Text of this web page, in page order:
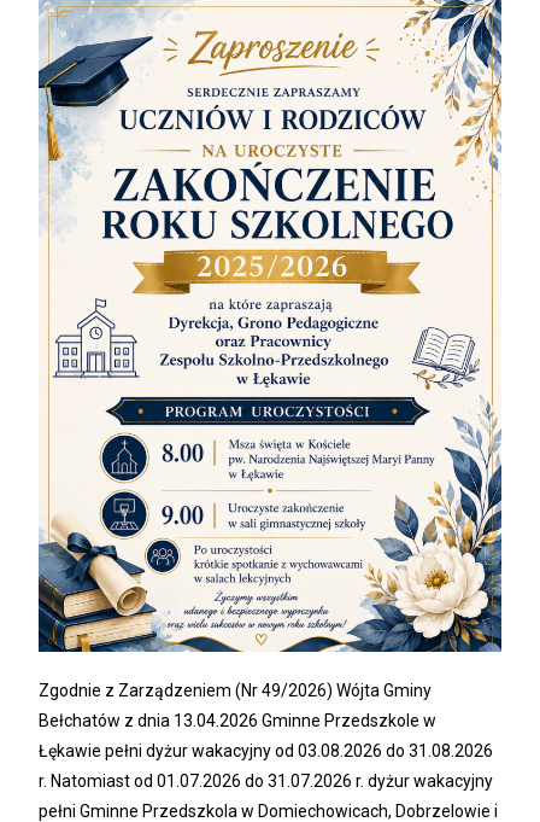
Zgodnie z Zarządzeniem (Nr 49/2026) Wójta Gminy
Bełchatów z dnia 13.04.2026 Gminne Przedszkole w
Łękawie pełni dyżur wakacyjny od 03.08.2026 do 31.08.2026
r. Natomiast od 01.07.2026 do 31.07.2026 r. dyżur wakacyjny
pełni Gminne Przedszkola w Domiechowicach, Dobrzelowie i